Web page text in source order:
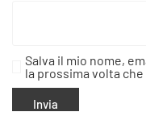
Salva il mio nome,
la prossima volta che